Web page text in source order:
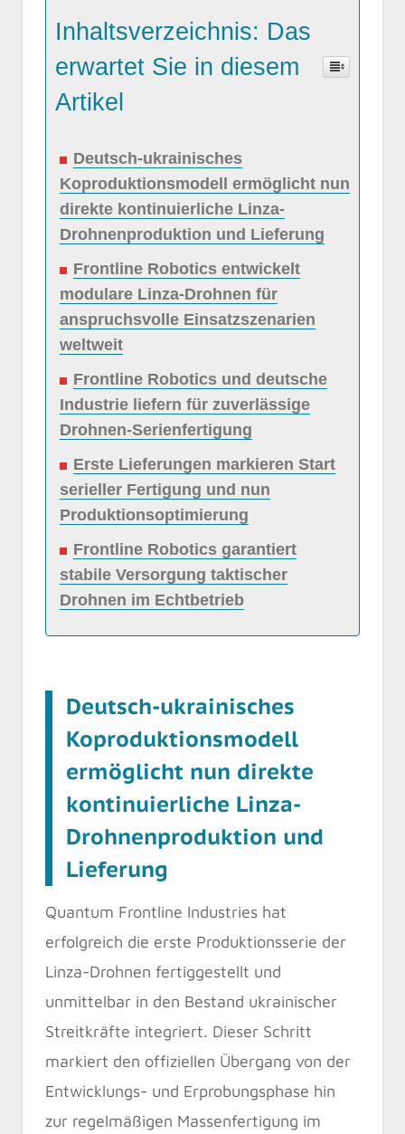
Inhaltsverzeichnis: Das
erwartet Sie in diesem
Artikel
Deutsch-ukrainisches
Koproduktionsmodell ermöglicht nun
direkte kontinuierliche Linza-
Drohnenproduktion und Lieferung
Frontline Robotics entwickelt
modulare Linza-Drohnen für
anspruchsvolle Einsatzszenarien
weltweit
Frontline Robotics und deutsche
Industrie liefern für zuverlässige
Drohnen-Serienfertigung
Erste Lieferungen markieren Start
serieller Fertigung und nun
Produktionsoptimierung
Frontline Robotics garantiert
stabile Versorgung taktischer
Drohnen im Echtbetrieb
Deutsch-ukrainisches
Koproduktionsmodell
ermöglicht nun direkte
kontinuierliche Linza-
Drohnenproduktion und
Lieferung
Quantum Frontline Industries hat
erfolgreich die erste Produktionsserie der
Linza-Drohnen fertiggestellt und
unmittelbar in den Bestand ukrainischer
Streitkräfte integriert. Dieser Schritt
markiert den offiziellen Übergang von der
Entwicklungs- und Erprobungsphase hin
zur regelmäßigen Massenfertigung im